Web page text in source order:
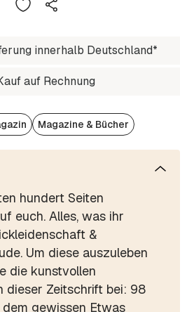
innerhalb Deutschland*
auf Rechnung
Magazine & Bücher
hundert Seiten
euch. Alles, was ihr
&
Um diese auszuleben
die kunstvollen
dieser Zeitschrift bei: 98
gewissen Etwas